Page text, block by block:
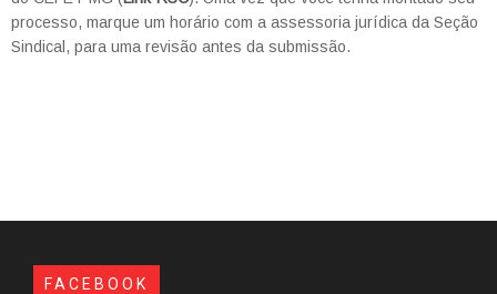
processo, marque um horário com a assessoria jurídica da Seção
Sindical, para uma revisão antes da submissão.
FACEBOOK